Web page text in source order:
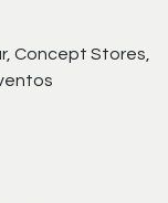
Concept Stores,